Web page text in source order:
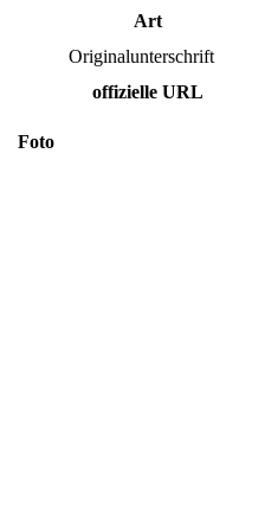
Art
Originalunterschrift
offizielle URL
Foto